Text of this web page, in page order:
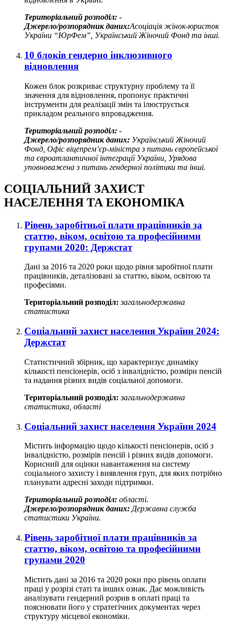
Територіальний розподіл: -
Джерело/розпорядник даних:Асоціація жінок-юристок
України “ЮрФем”, Український Жіночий Фонд та інші.
10 блоків гендерно інклюзивного
відновлення
Кожен блок розкриває структурну проблему та її
значення для відновлення, пропонує практичні
інструменти для реалізації змін та ілюструється
прикладом реального впровадження.
Територіальний розподіл: -
Джерело/розпорядник даних: Український Жіночий
Фонд, Офіс віцепрем’єр-міністра з питань європейської
та євроатлантичної інтеграції України, Урядова
уповноважена з питань гендерної політики та інші.
СОЦІАЛЬНИЙ ЗАХИСТ
НАСЕЛЕННЯ ТА ЕКОНОМІКА
Рівень заробітньої плати працівників за
статтю, віком, освітою та професійними
групами 2020: Держстат
Дані за 2016 та 2020 роки щодо рівня заробітної плати
працівників, деталізовані за статтю, віком, освітою та
професіями.
Територіальний розподіл: загальнодержавна
статистика
Соціальний захист населення України 2024:
Держстат
Статистичний збірник, що характеризує динаміку
кількості пенсіонерів, осіб з інвалідністю, розміри пенсій
та надання різних видів соціальної допомоги.
Територіальний розподіл: загальнодержавна
статистика, області
Соціальний захист населення України 2024
Містить інформацію щодо кількості пенсіонерів, осіб з
інвалідністю, розмірів пенсій і різних видів допомоги.
Корисний для оцінки навантаження на систему
соціального захисту і виявлення груп, для яких потрібно
планувати адресні заходи підтримки.
Територіальний розподіл: області.
Джерело/розпорядник даних: Державна служба
статистики України.
Рівень заробітної плати працівників за
статтю, віком, освітою та професійними
групами 2020
Містить дані за 2016 та 2020 роки про рівень оплати
праці у розрізі статі та інших ознак. Дає можливість
аналізувати гендерний розрив в оплаті праці та
пояснювати його у стратегічних документах через
структуру місцевої економіки.